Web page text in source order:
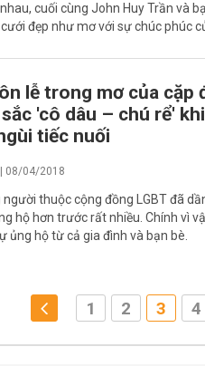
cuối cùng John Huy Trần và
đẹp như mơ với sự chúc phúc
lễ trong mơ của cặp
'cô dâu – chú rể'
tiếc nuối
08/04/2018
thuộc cộng đồng LGBT đã
hộ hơn trước rất nhiều. Chính vì
ủng hộ từ cả gia đình và bạn bè.
1 2 3 4